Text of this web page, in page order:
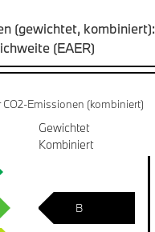
(gewichtet, kombiniert):
(EAER)
Emissionen (kombiniert)
Gewichtet
Kombiniert
B